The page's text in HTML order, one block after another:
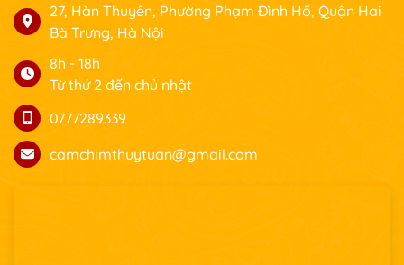
27, Hàn Thuyên, Phường Phạm Đình Hổ, Quận Hai
Bà Trưng, Hà Nội
8h - 18h
Từ thứ 2 đến chủ nhật
0777289339
camchimthuytuan@gmail.com